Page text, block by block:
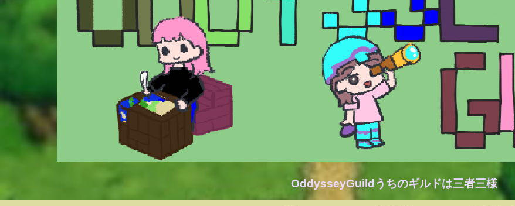
OddysseyGuildうちのギルドは三者三様